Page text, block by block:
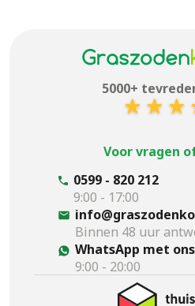
5000+
Voor vragen
0599 - 820 212
9:00 - 17:00
Binnen 48 uur
WhatsApp met ons
9:00 - 20:00